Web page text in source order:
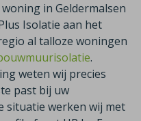
in Geldermalsen
Isolatie aan het
al talloze woningen
.
weten wij precies
past bij uw
situatie werken wij met